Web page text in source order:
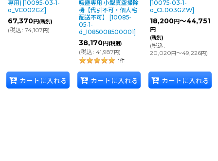
専用) [10095-03-1-
o_VC002GZ]
67,370円(税別)
(税込: 74,107円)
カートに入れる
吸塵専用 小型真空掃除
機【代引不可・個人宅
配送不可】
[10085-
05-1-
d_1085008500001]
38,170円(税別)
(税込: 41,987円)
1件
カートに入れる
[10075-03-1-
o_CL003GZW]
18,200円～44,751
円
(税別)
(税込:
20,020円～49,226円)
カートに入れる